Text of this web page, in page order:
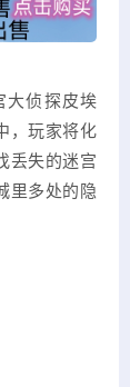
大侦探皮埃
，玩家将化
丢失的迷宫
里多处的隐